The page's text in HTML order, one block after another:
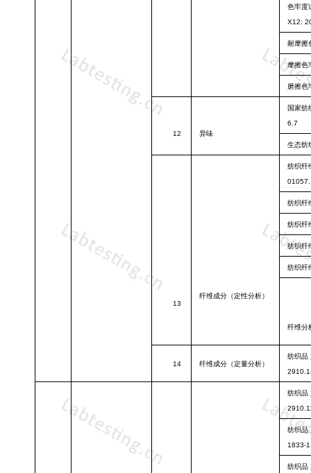
色牢度
X12:
耐摩擦
摩擦色
磨擦色
12 异味
国家纺
6.7
生态纺
13
纤维成分（定性分析）
纺织纤
纺织纤
纺织纤
纺织纤
纺织纤
纤维分
14 纤维成分（定量分析）
纺织品
纺织品
纺织品
1833-
纺织品